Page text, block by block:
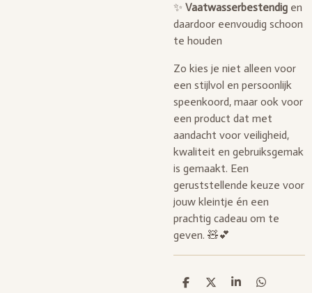
✨ Vaatwasserbestendig en
daardoor eenvoudig schoon
te houden
Zo kies je niet alleen voor
een stijlvol en persoonlijk
speenkoord, maar ook voor
een product dat met
aandacht voor veiligheid,
kwaliteit en gebruiksgemak
is gemaakt. Een
geruststellende keuze voor
jouw kleintje én een
prachtig cadeau om te
geven. 🧸💕
D
D
S
D